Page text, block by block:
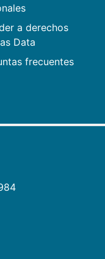
a derechos
Data
frecuentes